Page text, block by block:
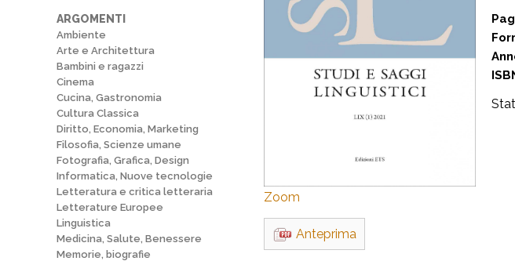
ARGOMENTI
Ambiente
Arte e Architettura
Bambini e ragazzi
Cinema
Cucina, Gastronomia
Cultura Classica
Diritto, Economia, Marketing
Filosofia, Scienze umane
Fotografia, Grafica, Design
Informatica, Nuove tecnologie
Letteratura e critica letteraria
Letterature Europee
Linguistica
Medicina, Salute, Benessere
Memorie, biografie
Zoom
Anteprima